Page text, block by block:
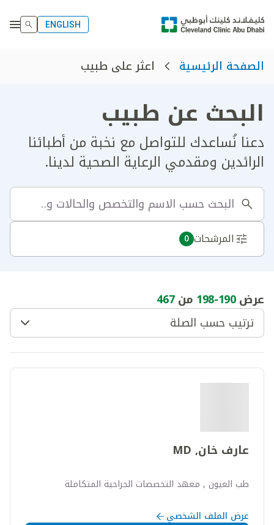
ENGLISH
الصفحة الرئيسية اعثر على طبيب
البحث عن طبيب
دعنا نُساعدك للتواصل مع نخبة من أطبائنا
الرائدين ومقدمي الرعاية الصحية لدينا.
المرشحات 0
عرض190
-
198 من467
ترتيب حسب الصلة
عارف خان, MD
طب العيون , معهد التخصصات الجراحية المتكاملة
عرض الملف الشخصي